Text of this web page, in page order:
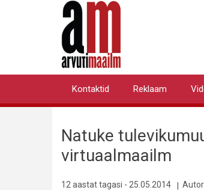
Primary
Kontaktid Reklaam
Natuke
virtuaalmaailm
12 aastat tagasi - 25.05.2014